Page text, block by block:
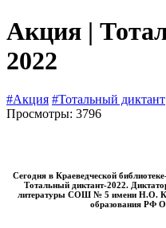
Акция |
2022
#Акция #Тотальный диктант
Просмотры: 3796
Сегодня в Краеведческой
Тотальный диктант-2022.
литературы СОШ № 5 имени Н.О.
образования РФ